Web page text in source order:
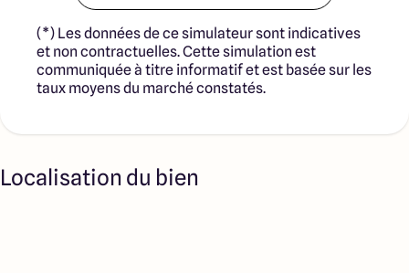
(*) Les données de ce simulateur sont indicatives
et non contractuelles. Cette simulation est
communiquée à titre informatif et est basée sur les
taux moyens du marché constatés.
Localisation du bien